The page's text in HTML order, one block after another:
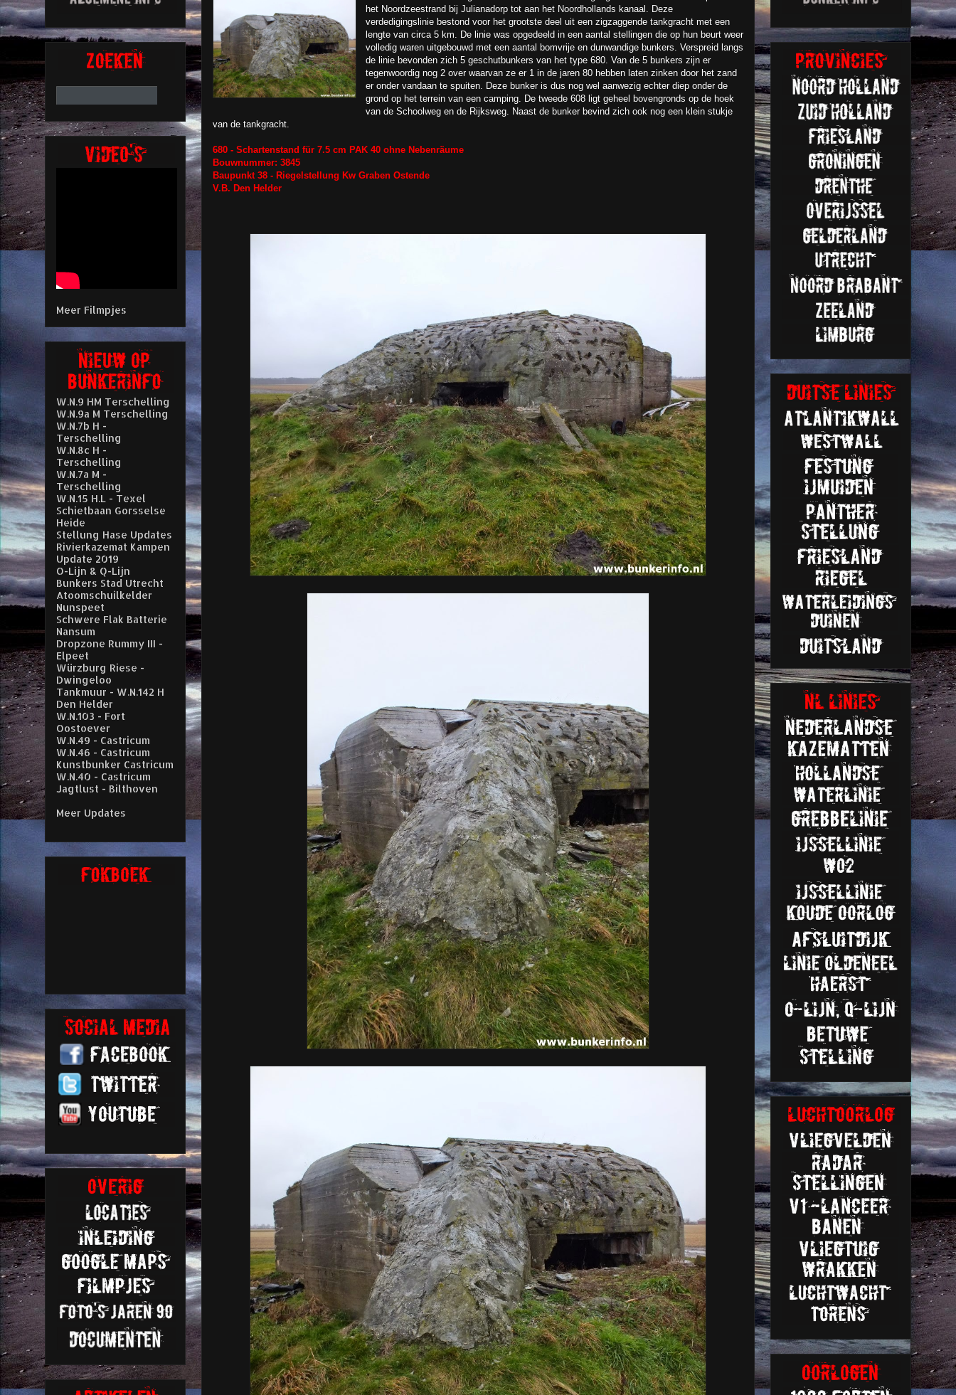
het Noordzeestrand bij Julianadorp tot aan het Noordhollands kanaal. Deze
verdedigingslinie bestond voor het grootste deel uit een zigzaggende tankgracht met een
lengte van circa 5 km. De linie was opgedeeld in een aantal stellingen die op hun beurt weer
volledig waren uitgebouwd met een aantal bomvrije en dunwandige bunkers. Verspreid langs
de linie bevonden zich 5 geschutbunkers van het type 680. Van de 5 bunkers zijn er
tegenwoordig nog 2 over waarvan ze er 1 in de jaren 80 hebben laten zinken door het zand
er onder vandaan te spuiten. Deze bunker is dus nog wel aanwezig echter diep onder de
grond op het terrein van een camping. De tweede 608 ligt geheel bovengronds op de hoek
van de Schoolweg en de Rijksweg. Naast de bunker bevind zich ook nog een klein stukje
van de tankgracht.
680 - Schartenstand für 7.5 cm PAK 40 ohne Nebenräume
Bouwnummer: 3845
Baupunkt 38 - Riegelstellung Kw Graben Ostende
V.B. Den Helder
Meer Filmpjes
W.N.9 HM Terschelling
W.N.9a M Terschelling
W.N.7b H -
Terschelling
W.N.8c H -
Terschelling
W.N.7a M -
Terschelling
W.N.15 H.L - Texel
Schietbaan Gorsselse
Heide
Stellung Hase Updates
Rivierkazemat Kampen
Update 2019
O-Lijn & Q-Lijn
Bunkers Stad Utrecht
Atoomschuilkelder
Nunspeet
Schwere Flak Batterie
Nansum
Dropzone Rummy III -
Elpeet
Würzburg Riese -
Dwingeloo
Tankmuur - W.N.142 H
Den Helder
W.N.103 - Fort
Oostoever
W.N.49 - Castricum
W.N.46 - Castricum
Kunstbunker Castricum
W.N.40 - Castricum
Jagtlust - Bilthoven
Meer Updates